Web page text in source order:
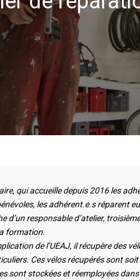
qui accueille depuis 2016 les
les adhérent.e.s réparent
d’un responsable d’atelier,
formation.
de l’UEAJ, il récupère des
Ces vélos récupérés sont
sont stockées et réemployées